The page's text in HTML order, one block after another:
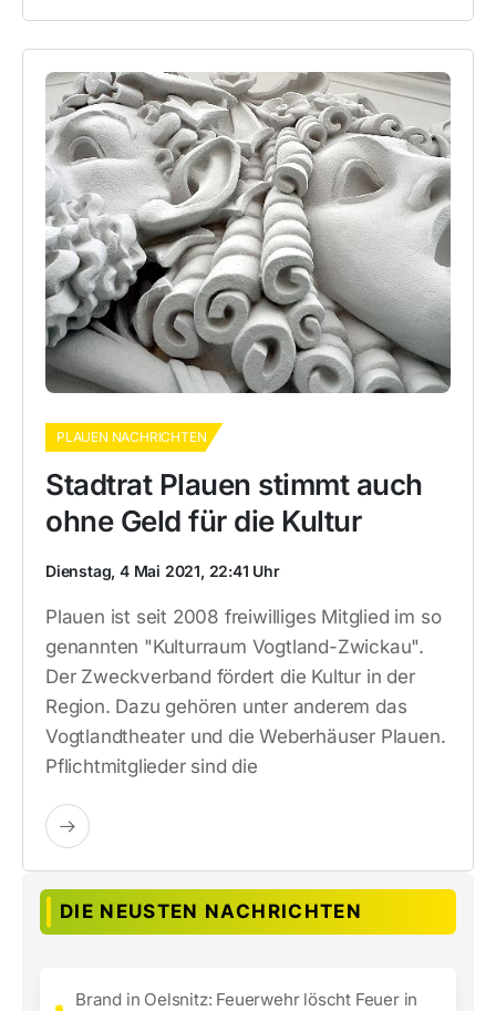
PLAUEN NACHRICHTEN
Stadtrat Plauen stimmt auch
ohne Geld für die Kultur
Dienstag, 4 Mai 2021, 22:41 Uhr
Plauen ist seit 2008 freiwilliges Mitglied im so
genannten "Kulturraum Vogtland-Zwickau".
Der Zweckverband fördert die Kultur in der
Region. Dazu gehören unter anderem das
Vogtlandtheater und die Weberhäuser Plauen.
Pflichtmitglieder sind die
DIE NEUSTEN NACHRICHTEN
Brand in Oelsnitz: Feuerwehr löscht Feuer in